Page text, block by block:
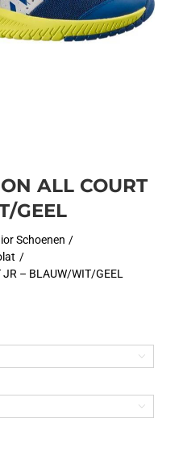
ALL COURT
GEEL
Schoenen
– BLAUW/WIT/GEEL

